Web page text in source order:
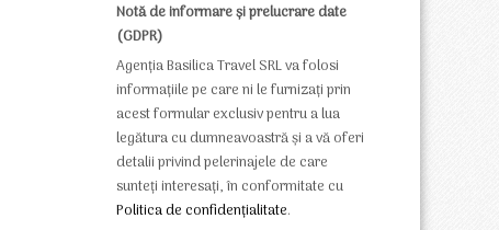
Notă de informare și prelucrare date
(GDPR)
Agenția Basilica Travel SRL va folosi
informațiile pe care ni le furnizați prin
acest formular exclusiv pentru a lua
legătura cu dumneavoastră și a vă oferi
detalii privind pelerinajele de care
sunteți interesați, în conformitate cu
Politica de confidențialitate.